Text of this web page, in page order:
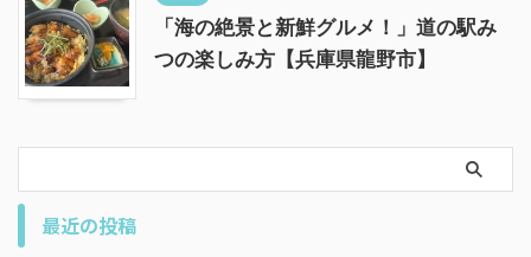
「海の絶景と新鮮グルメ！」道の駅み
つの楽しみ方【兵庫県龍野市】
最近の投稿